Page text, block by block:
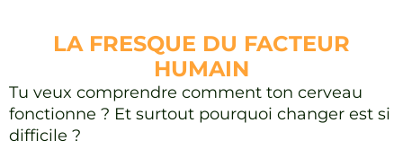
LA FRESQUE DU FACTEUR
HUMAIN
Tu veux comprendre comment ton cerveau
fonctionne ? Et surtout pourquoi changer est si
difficile ?